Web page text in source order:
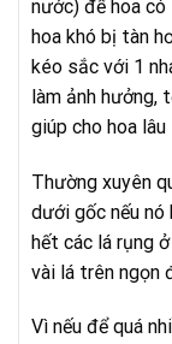
nước) để hoa
hoa khó bị tàn
kéo sắc với 1
làm ảnh hưởng,
giúp cho hoa
Thường xuyên
dưới gốc nếu nó
hết các lá rụng
vài lá trên ngọn
Vì nếu để quá